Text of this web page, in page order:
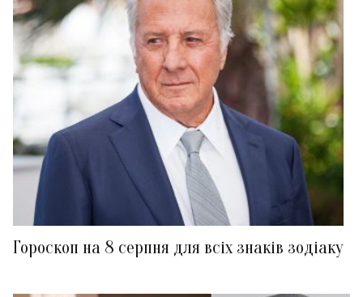
Гороскоп на 8 серпня для всіх знаків зодіаку